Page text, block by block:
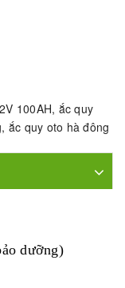
100AH, ắc quy
, ắc quy oto hà đông
dưỡng)